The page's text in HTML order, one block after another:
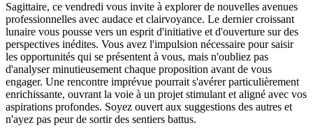
Sagittaire, ce vendredi vous invite à explorer de nouvelles avenues
professionnelles avec audace et clairvoyance. Le dernier croissant
lunaire vous pousse vers un esprit d'initiative et d'ouverture sur des
perspectives inédites. Vous avez l'impulsion nécessaire pour saisir
les opportunités qui se présentent à vous, mais n'oubliez pas
d'analyser minutieusement chaque proposition avant de vous
engager. Une rencontre imprévue pourrait s'avérer particulièrement
enrichissante, ouvrant la voie à un projet stimulant et aligné avec vos
aspirations profondes. Soyez ouvert aux suggestions des autres et
n'ayez pas peur de sortir des sentiers battus.